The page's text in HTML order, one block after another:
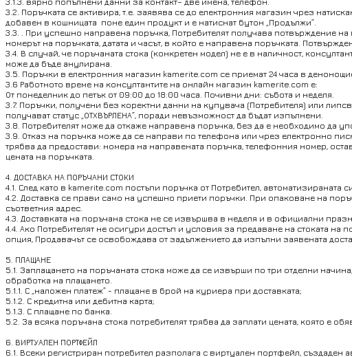
3.2. Поръчката се активира, т.е. заявява се до електронния магазин чрез
добавен в кошницата поне един продукт и е натиснат бутон „Продължи”.
3.3. . При успешно направена поръчка, Потребителят получава потвърждение
номерът на поръчката, датата и часът, в който е направена поръчката.
3.4. В случай, че поръчаната стока (конкретен модел) не е в наличност,
може да бъде анулирана.
3.5. Поръчки в електронния магазин kamerite.com се приемат 24 часа в
3.6 Работното време на консултантите на онлайн магазин kamerite.com е:
От понеделник до петък от 09:00 до 18:00 часа. Почивни дни: събота и неделя.
3.7. Поръчки, получени без коректни данни на купувача (Потребителя) или
получават статус „ОТХВЪРЛЕНА”, поради невъзможност да бъдат изпълнени.
3.8. Потребителят може да откаже направена поръчка, без да е необходимо да
3.9. Отказ на поръчка може да се направи по телефона или чрез електронно
трябва да предостави: номера на направената поръчка, телефонния номер,
цената на поръчката.
4. ДОСТАВКА НА ПОРЪЧАНИ СТОКИ
4.1. След като в kamerite.com постъпи поръчка от Потребител,
4.2. Доставка се прави само на успешно приети поръчки. При опаковане на
съответния адрес.
4.3. Доставката на поръчана стока не се извършва в неделя и в официални
4.4. Ако Потребителят не осигури достъп и условия за предаване на стоката
опция, Продавачът се освобождава от задължението да изпълни заявената
5. ПЛАЩАНЕ
5.1. Заплащането на поръчаната стока може да се извърши по три отделни
обработка на плащането.
5.1.1. С „наложен платеж” - плащане в брой на куриера при доставката;
5.1.2. С кредитна или дебитна карта;
5.1.3. С плащане по банка.
5.2. За всяка поръчана стока потребителят трябва да заплати цената, която е
6. ВИРТУАЛЕН ПОРТФЕЙЛ
6.1. Всеки регистриран потребител разполага с виртуален портфейл,